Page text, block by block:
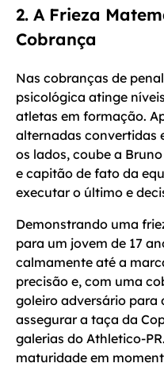
2. A Frieza
Cobrança
Nas cobranças de
psicológica atinge
atletas em formação.
alternadas convertidas
os lados, coube a
e capitão de fato da
executar o último e
Demonstrando uma
para um jovem de 17
calmamente até a
precisão e, com uma
goleiro adversário para
assegurar a taça da
galerias do Athletico-
maturidade em